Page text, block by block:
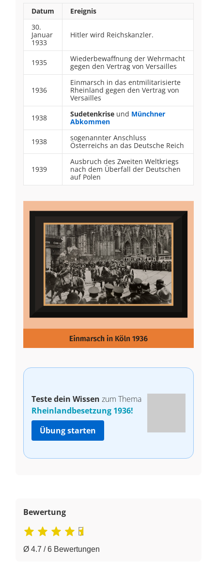
Datum
Ereignis
30.
Januar
1933
Hitler wird Reichskanzler.
1935
Wiederbewaffnung der Wehrmacht
gegen den Vertrag von Versailles
1936
Einmarsch in das entmilitarisierte
Rheinland gegen den Vertrag von
Versailles
1938 Sudetenkrise und Münchner
Abkommen
1938
sogenannter Anschluss
Österreichs an das Deutsche Reich
1939
Ausbruch des Zweiten Weltkriegs
nach dem Überfall der Deutschen
auf Polen
Teste dein Wissen zum Thema
Rheinlandbesetzung 1936!
Übung starten
Bewertung
Ø 4.7 / 6 Bewertungen